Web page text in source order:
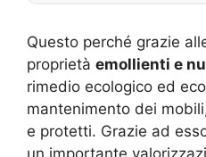
Questo perché grazie
proprietà emollienti e
rimedio ecologico ed
mantenimento dei
e protetti. Grazie ad
un importante